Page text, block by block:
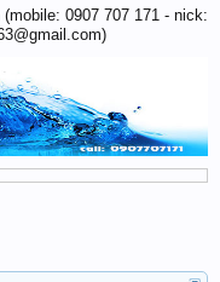
0907 707 171 - nick: